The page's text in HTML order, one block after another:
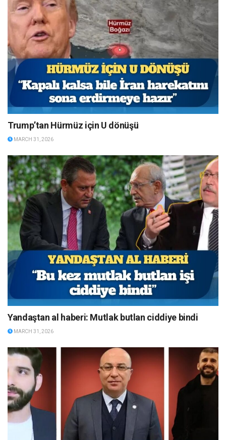
Trump’tan Hürmüz için U dönüşü
MARCH 31, 2026
Yandaştan al haberi: Mutlak butlan ciddiye bindi
MARCH 31, 2026